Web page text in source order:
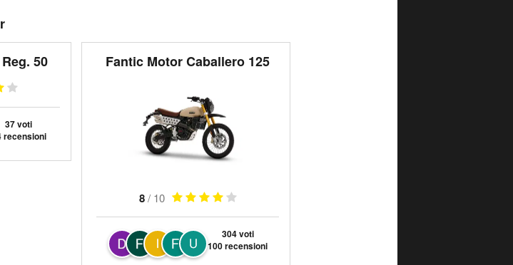
50
37 voti
recensioni
Fantic Motor Caballero 125
8/ 10
304 voti
100 recensioni